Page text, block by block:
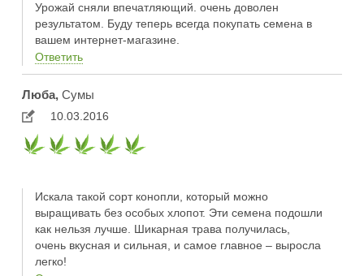
Урожай сняли впечатляющий. очень доволен
результатом. Буду теперь всегда покупать семена в
вашем интернет-магазине.
Ответить
Люба,Сумы
10.03.2016
Искала такой сорт конопли, который можно
выращивать без особых хлопот. Эти семена подошли
как нельзя лучше. Шикарная трава получилась,
очень вкусная и сильная, и самое главное – выросла
легко!